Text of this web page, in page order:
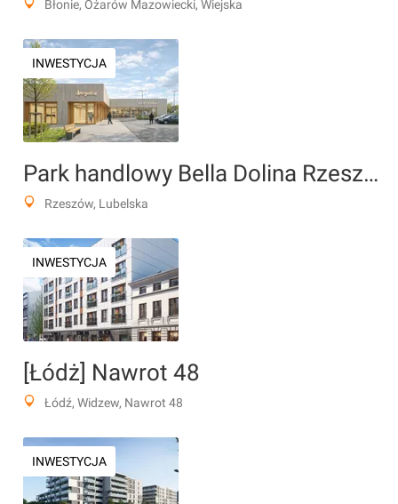
Błonie, Ożarów Mazowiecki, Wiejska
INWESTYCJA
Park handlowy Bella Dolina Rzeszów
Rzeszów, Lubelska
INWESTYCJA
[Łódż] Nawrot 48
Łódź, Widzew, Nawrot 48
INWESTYCJA